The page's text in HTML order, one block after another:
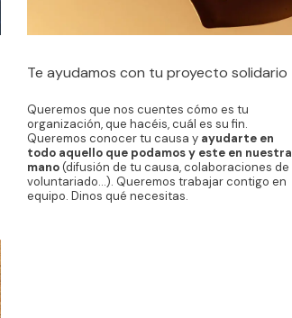
Te ayudamos con tu proyecto solidario
Queremos que nos cuentes cómo es tu
organización, que hacéis, cuál es su fin.
Queremos conocer tu causa y ayudarte en
todo aquello que podamos y este en nuestra
mano(difusión de tu causa, colaboraciones de
voluntariado…). Queremos trabajar contigo en
equipo. Dinos qué necesitas.